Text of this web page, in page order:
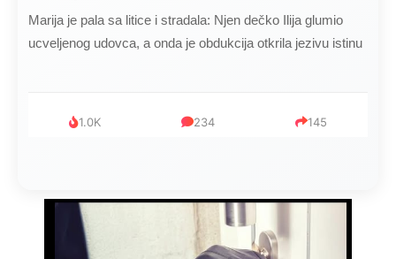
Marija je pala sa litice i stradala: Njen dečko Ilija glumio
ucveljenog udovca, a onda je obdukcija otkrila jezivu istinu
1.0K 234 145